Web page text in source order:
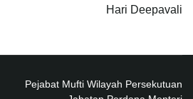
Hari Deepavali
Pejabat Mufti Wilayah Persekutuan